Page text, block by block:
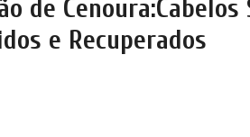
de Cenoura:Cabelos
e Recuperados